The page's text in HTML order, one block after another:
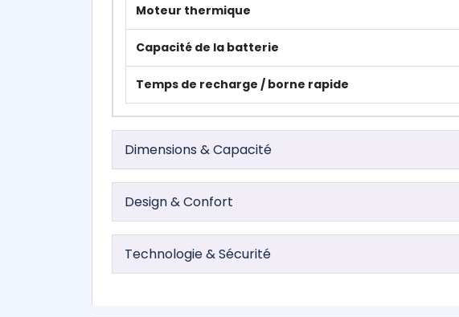
Moteur thermique
Capacité de la batterie
Temps de recharge / borne rapide
Dimensions & Capacité
Design & Confort
Technologie & Sécurité